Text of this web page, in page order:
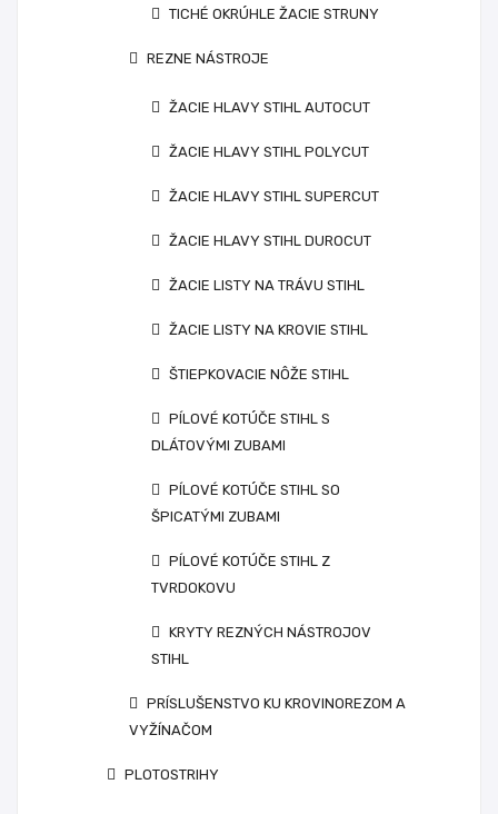
TICHÉ OKRÚHLE ŽACIE STRUNY
REZNE NÁSTROJE
ŽACIE HLAVY STIHL AUTOCUT
ŽACIE HLAVY STIHL POLYCUT
ŽACIE HLAVY STIHL SUPERCUT
ŽACIE HLAVY STIHL DUROCUT
ŽACIE LISTY NA TRÁVU STIHL
ŽACIE LISTY NA KROVIE STIHL
ŠTIEPKOVACIE NÔŽE STIHL
PÍLOVÉ KOTÚČE STIHL S
DLÁTOVÝMI ZUBAMI
PÍLOVÉ KOTÚČE STIHL SO
ŠPICATÝMI ZUBAMI
PÍLOVÉ KOTÚČE STIHL Z
TVRDOKOVU
KRYTY REZNÝCH NÁSTROJOV
STIHL
PRÍSLUŠENSTVO KU KROVINOREZOM A
VYŽÍNAČOM
PLOTOSTRIHY